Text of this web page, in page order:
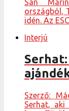
San
országból,
idén. Az
Interjú
Szerző:
Serhat, aki